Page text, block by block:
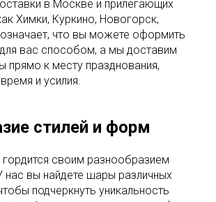
в Москве и прилегающих
Химки, Куркино, Новогорск,
что вы можете оформить
вас способом, а мы доставим
прямо к месту празднования,
и усилия.
стилей и форм
своим разнообразием
нас вы найдете шары различных
подчеркнуть уникальность